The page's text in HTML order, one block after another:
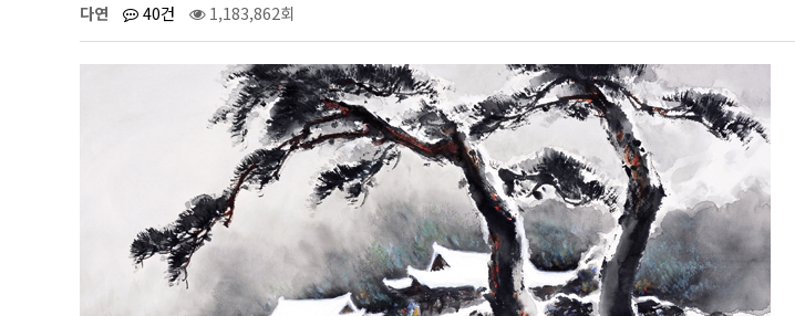
다연 40건 1,183,862회